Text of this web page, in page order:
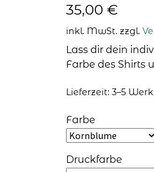
35,00 €
inkl. MwSt. zzgl.
Lass dir dein
Farbe des Shirts
Lieferzeit: 3–5
Farbe
Druckfarbe